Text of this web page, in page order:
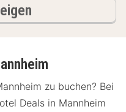
zu buchen? Bei
Deals in Mannheim